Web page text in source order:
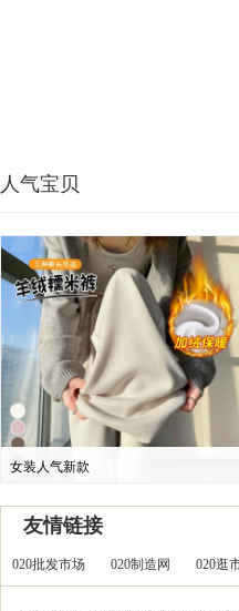
人气宝贝
女装人气新款
友情链接
020批发市场 020制造网 020逛